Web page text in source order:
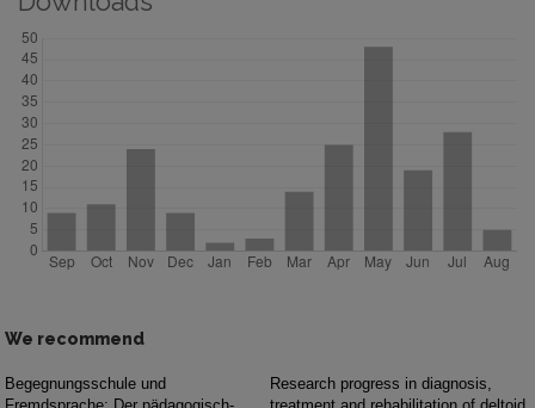
We recommend
Begegnungsschule und
Research progress in diagnosis,